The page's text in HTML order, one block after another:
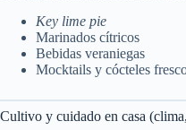
Key lime pie
Marinados cítricos
Bebidas veraniegas
Mocktails y cócteles
Cultivo y cuidado en casa